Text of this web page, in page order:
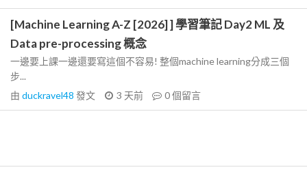
[Machine Learning A-Z [2026] ] 學習筆記 Day2 ML 及
Data pre-processing 概念
一邊要上課一邊還要寫這個不容易! 整個machine learning分成三個
步...
由 duckravel48 發文 3 天前 0個留言